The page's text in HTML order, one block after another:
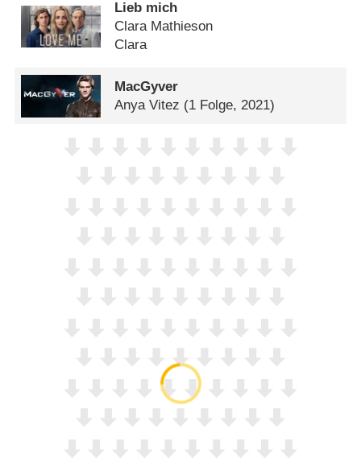
Lieb mich
Clara Mathieson
Clara
MacGyver
Anya Vitez (1 Folge, 2021)